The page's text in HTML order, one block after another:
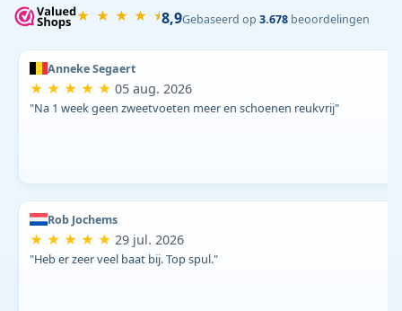
★ ★ ★ ★ ⯨8,9Gebaseerd op 3.678beoordelingen
Anneke Segaert
★ ★ ★ ★ ★ 05 aug. 2026
"Na 1 week geen zweetvoeten meer en schoenen reukvrij"
Rob Jochems
★ ★ ★ ★ ★ 29 jul. 2026
"Heb er zeer veel baat bij. Top spul."